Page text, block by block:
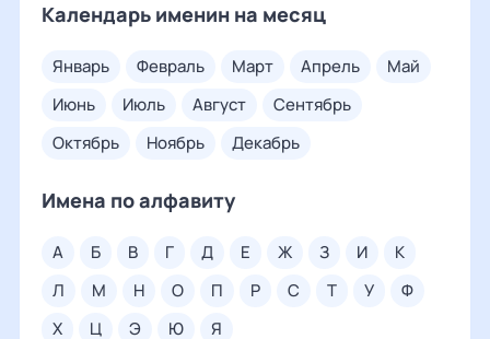
Календарь именин на месяц
январь февраль март апрель
май
июнь
июль август
сентябрь
октябрь
ноябрь декабрь
Имена по алфавиту
а б в г д е ж з и
к
л
м н о п р с т у
ф
х
ц э ю я